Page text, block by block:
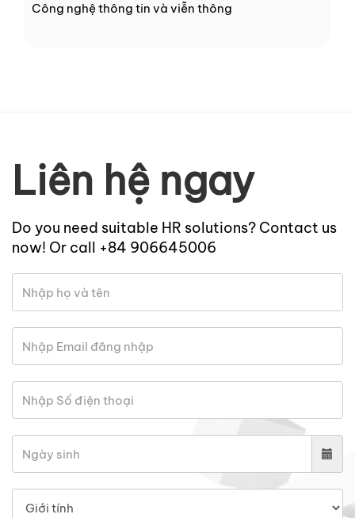
Công nghệ thông tin và viễn thông
Liên hệ ngay
Do you need suitable HR solutions? Contact us
now! Or call +84 906645006